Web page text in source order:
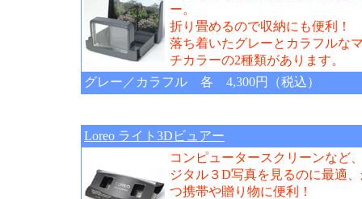
ー。
折り畳めるので収納にも便利！
落ち着いたグレーとカラフルな
チカラーの2種類があります。
グレー／カラフル 各 4,300円（税込）
Loreo ライト3Dビュアー
コンピュータースクリーンなど
ジタル３D写真を見るのに最適
つ携帯や贈り物に便利！